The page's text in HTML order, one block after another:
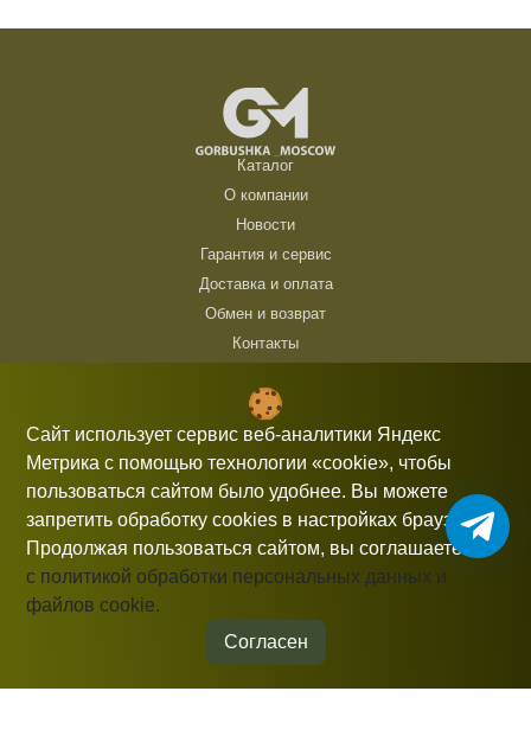
Каталог
О компании
Новости
Гарантия и сервис
Доставка и оплата
Обмен и возврат
Контакты
10:00 — 21:00 без выходных
gorbushka-moscow@yandex.ru
Информация, представленная на сайте, не является публичной
офертой.
© 2026 gorbushka-moscow
Разработка сайта
Сайт использует сервис веб-аналитики Яндекс
Метрика с помощью технологии «cookie», чтобы
пользоваться сайтом было удобнее. Вы можете
запретить обработку cookies в настройках браузера.
Продолжая пользоваться сайтом, вы соглашаетесь
с политикой обработки персональных данных и
файлов cookie.
Согласен